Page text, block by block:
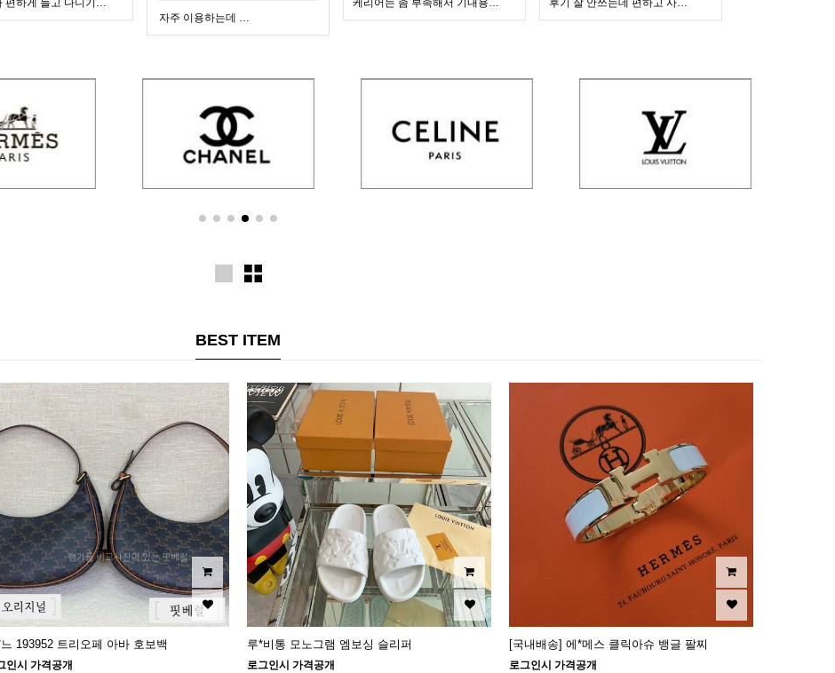
하는데 …
후기 잘 안쓰는데 편하고 사… 핏베럴에서 벌써 3번째 구매…
BEST ITEM
193952 트리오페 아바 호보백
인시 가격공개
루*비통 모노그램 엠보싱 슬리퍼
로그인시 가격공개
[국내배송] 에*메스 클릭아슈 뱅글 팔찌
로그인시 가격공개